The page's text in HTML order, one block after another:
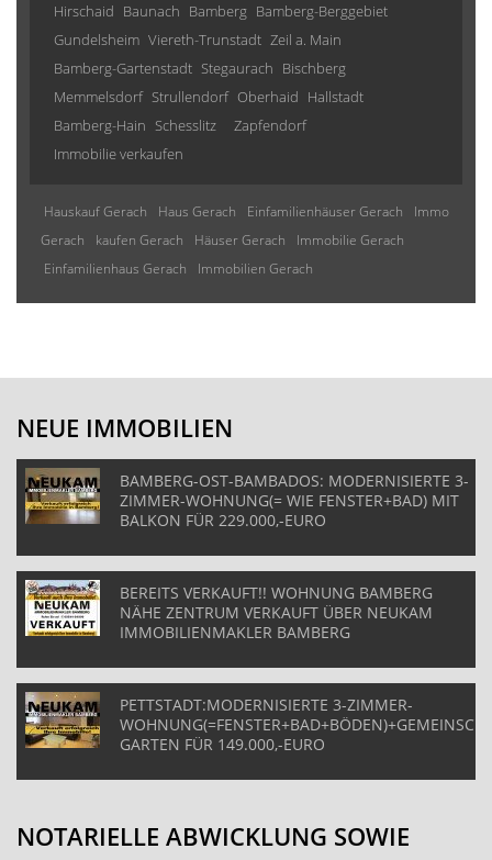
Hirschaid Baunach Bamberg Bamberg-Berggebiet
Gundelsheim Viereth-Trunstadt Zeil a. Main
Bamberg-Gartenstadt Stegaurach Bischberg
Memmelsdorf Strullendorf Oberhaid Hallstadt
Bamberg-Hain Schesslitz
Zapfendorf
Immobilie verkaufen
Hauskauf Gerach Haus Gerach Einfamilienhäuser Gerach
Immo
Gerach
kaufen Gerach Häuser Gerach
Immobilie Gerach
Einfamilienhaus Gerach
Immobilien Gerach
NEUE IMMOBILIEN
BAMBERG-OST-BAMBADOS: MODERNISIERTE 3-
ZIMMER-WOHNUNG(= WIE FENSTER+BAD) MIT
BALKON FÜR 229.000,-EURO
BEREITS VERKAUFT!! WOHNUNG BAMBERG
NÄHE ZENTRUM VERKAUFT ÜBER NEUKAM
IMMOBILIENMAKLER BAMBERG
PETTSTADT:MODERNISIERTE 3-ZIMMER-
GARTEN FÜR 149.000,-EURO
NOTARIELLE ABWICKLUNG SOWIE